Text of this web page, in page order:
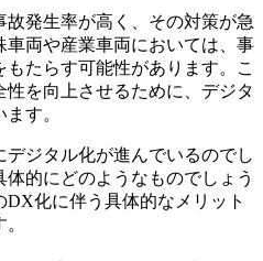
発生率が高く、その対策が急
両や産業車両においては、事
たらす可能性があります。こ
を向上させるために、デジタ
す。
デジタル化が進んでいるのでし
的にどのようなものでしょう
化に伴う具体的なメリット